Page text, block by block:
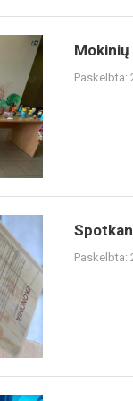
Mokinių
Paskelbta:
Paskelbta: